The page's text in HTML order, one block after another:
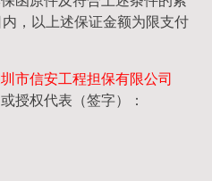
，以上述保证金额为限支付
市信安工程担保有限公司
授权代表（签字）：